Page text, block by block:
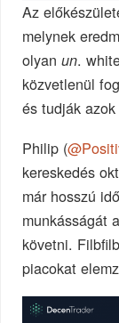
Az
melynek
olyanun.
közvetlenül
és tudják
Philip (
kereskedés
már hosszú
munkásságát a
követni.
piacokat